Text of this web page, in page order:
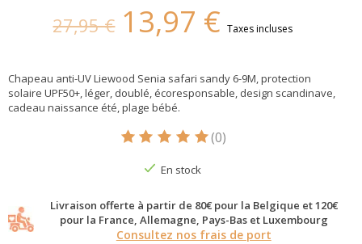
27,95 € 13,97 € Taxes incluses
Chapeau anti-UV Liewood Senia safari sandy 6-9M, protection
solaire UPF50+, léger, doublé, écoresponsable, design scandinave,
cadeau naissance été, plage bébé.
Ce produit est évalué à
(0)
En stock
Livraison offerte à partir de 80€ pour la Belgique et 120€
pour la France, Allemagne, Pays-Bas et Luxembourg
Consultez nos frais de port